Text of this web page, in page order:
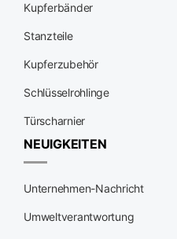
Kupferbänder
Stanzteile
Kupferzubehör
Schlüsselrohlinge
Türscharnier
NEUIGKEITEN
Unternehmen-Nachricht
Umweltverantwortung